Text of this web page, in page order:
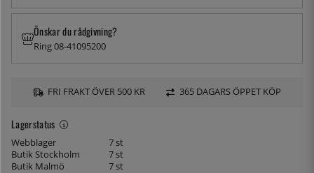
Lagerstatus
Webblager
7 st
Butik Stockholm
7 st
Butik Malmö
7 st
Önskar du rådgivning?
Ring 08-41095200
FRI FRAKT ÖVER 500 KR 365 DAGARS ÖPPET KÖP